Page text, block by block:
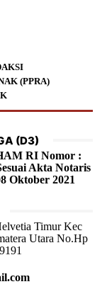
(PPRA)
(D3)
RI Nomor :
Akta Notaris
Oktober 2021
Timur Kec
Utara No.Hp